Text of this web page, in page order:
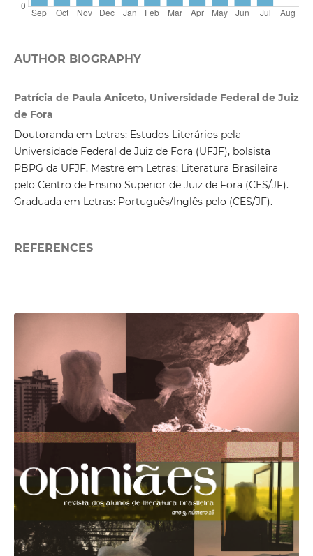
AUTHOR BIOGRAPHY
Patrícia de Paula Aniceto, Universidade Federal de Juiz
de Fora
Doutoranda em Letras: Estudos Literários pela
Universidade Federal de Juiz de Fora (UFJF), bolsista
PBPG da UFJF. Mestre em Letras: Literatura Brasileira
pelo Centro de Ensino Superior de Juiz de Fora (CES/JF).
Graduada em Letras: Português/Inglês pelo (CES/JF).
REFERENCES